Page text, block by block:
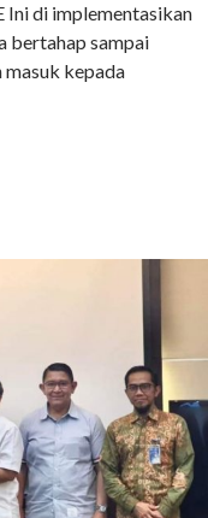
Ini di implementasikan
bertahap sampai
masuk kepada